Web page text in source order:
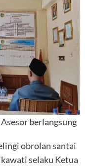
berlangsung
obrolan santai
selaku Ketua